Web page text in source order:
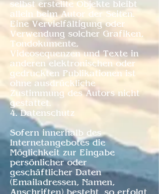
selbst erstellte Objekte bleibt
allein beim Autor der Seiten.
Eine Vervielfältigung oder
Verwendung solcher Grafiken,
Tondokumente,
Videosequenzen und Texte in
anderen elektronischen oder
gedruckten Publikationen ist
ohne ausdrückliche
Zustimmung des Autors nicht
gestattet.
4. Datenschutz
Sofern innerhalb des
Internetangebotes die
Möglichkeit zur Eingabe
persönlicher oder
geschäftlicher Daten
(Emailadressen, Namen,
Anschriften) besteht, so erfolgt